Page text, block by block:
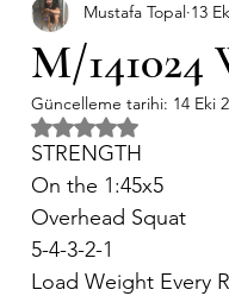
M/
Mustafa Topal 13
Güncelleme tarihi: 14 Eki
5 üzerinden NaN
STRENGTH
On the 1:45x5
Overhead Squat
5-4-3-2-1
Load Weight Every